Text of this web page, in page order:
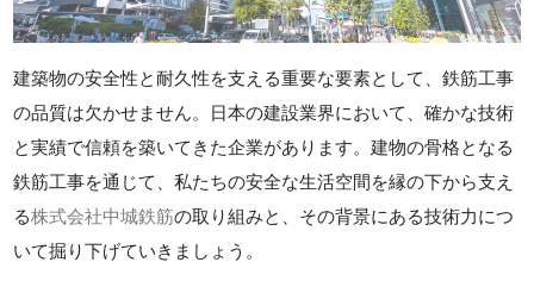
建築物の安全性と耐久性を支える重要な要素として、鉄筋工事
の品質は欠かせません。日本の建設業界において、確かな技術
と実績で信頼を築いてきた企業があります。建物の骨格となる
鉄筋工事を通じて、私たちの安全な生活空間を縁の下から支え
る株式会社中城鉄筋の取り組みと、その背景にある技術力につ
いて掘り下げていきましょう。